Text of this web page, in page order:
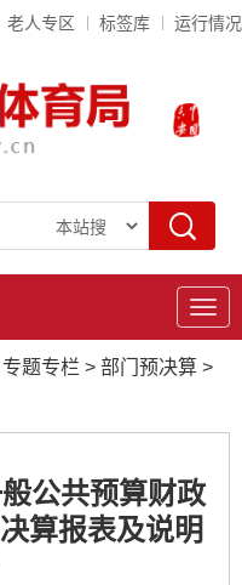
老人专区 标签库 运行情况
导
专题专栏 > 部门预决算 >
公共预算财政
算报表及说明